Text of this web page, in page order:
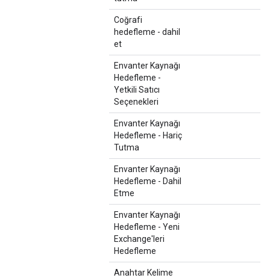
Coğrafi
hedefleme - dahil
et
Envanter Kaynağı
Hedefleme -
Yetkili Satıcı
Seçenekleri
Envanter Kaynağı
Hedefleme - Hariç
Tutma
Envanter Kaynağı
Hedefleme - Dahil
Etme
Envanter Kaynağı
Hedefleme - Yeni
Exchange'leri
Hedefleme
Anahtar Kelime